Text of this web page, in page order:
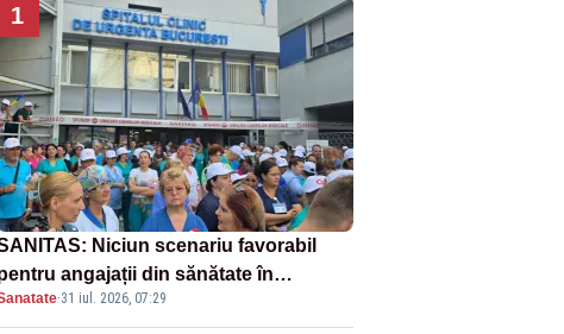
1
Niciun scenariu favorabil
angajații din sănătate în
Legii salarizării
·31 iul. 2026, 07:29